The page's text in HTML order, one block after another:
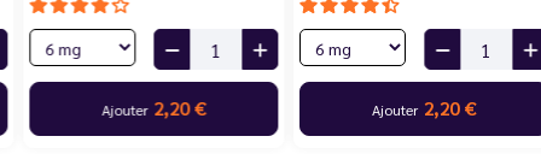
Ajouter2,20 € Ajouter2,20 €